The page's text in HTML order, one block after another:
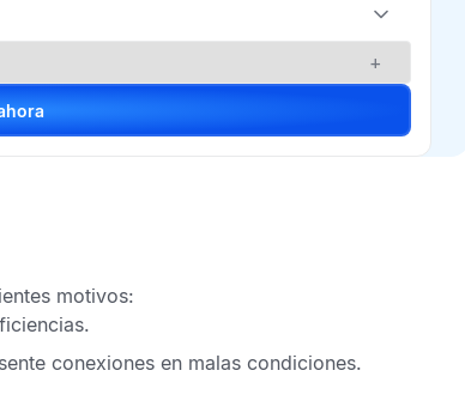
+
ahora
motivos:
conexiones en malas condiciones.